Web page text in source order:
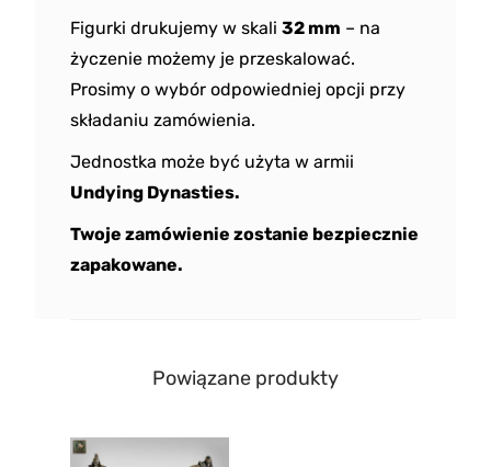
Figurki drukujemy w skali 32 mm – na
życzenie możemy je przeskalować.
Prosimy o wybór odpowiedniej opcji przy
składaniu zamówienia.
Jednostka może być użyta w armii
Undying Dynasties.
Twoje zamówienie zostanie bezpiecznie
zapakowane.
Powiązane produkty